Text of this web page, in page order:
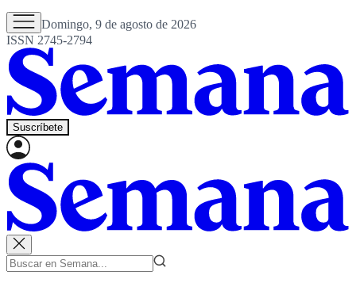
Domingo, 9 de agosto de 2026
ISSN 2745-2794
Suscríbete